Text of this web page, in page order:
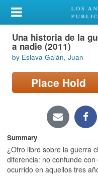
My Account
Library Card
Sign In
Search
Locations/Hours (external
Privacy
Una historia de la
a nadie (2011)
by Eslava Galán, Juan
Place Hold
Summary
¿Otro libro sobre la guerra
diferencia: no confunde
ocurrido en aquellos tres